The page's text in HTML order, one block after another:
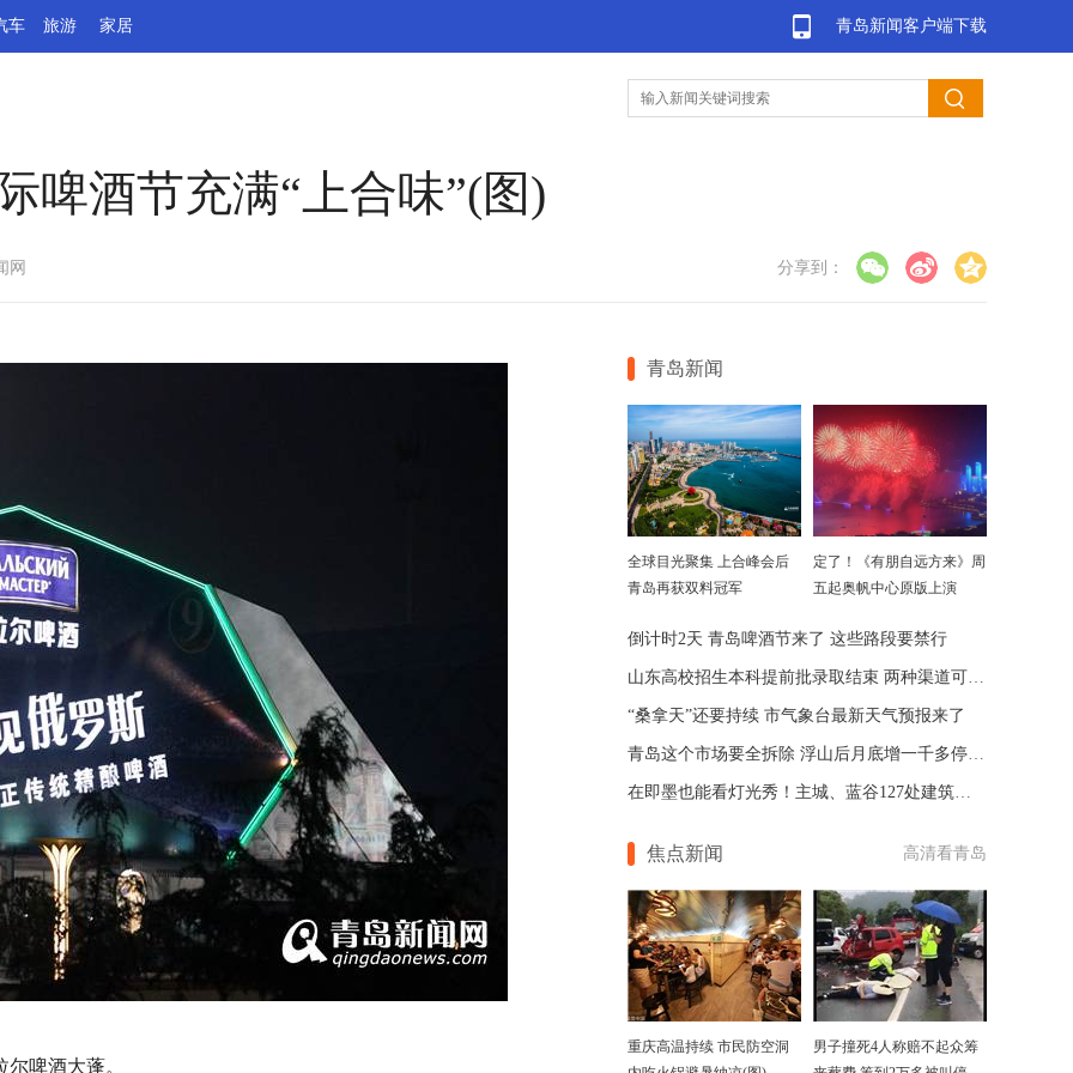
青岛新闻客户端下载
车 旅游 家居
啤酒节充满“上合味”(图)
网 分享到：
尔啤酒大蓬。
青岛新闻
全球目光聚集 上合峰会后
青岛再获双料冠军
定了！《有朋自远方来》周
五起奥帆中心原版上演
倒计时2天 青岛啤酒节来了 这些路段要禁行
山东高校招生本科提前批录取结束 两种渠道可查询
“桑拿天”还要持续 市气象台最新天气预报来了
​青岛这个市场要全拆除 浮山后月底增一千多停车位
在即墨也能看灯光秀！主城、蓝谷127处建筑点靓夜景
焦点新闻 高清看青岛
重庆高温持续 市民防空洞
男子撞死4人称赔不起众筹